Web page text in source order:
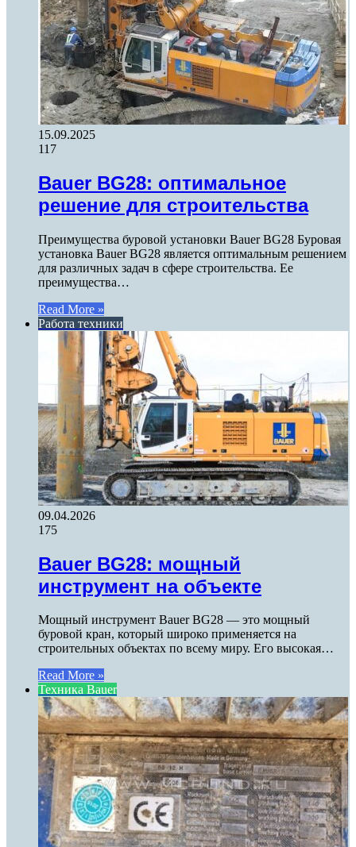
15.09.2025
117
Bauer BG28: оптимальное
решение для строительства
Преимущества буровой установки Bauer BG28 Буровая
установка Bauer BG28 является оптимальным решением
для различных задач в сфере строительства. Ее
преимущества…
Read More »
Работа техники
09.04.2026
175
Bauer BG28: мощный
инструмент на объекте
Мощный инструмент Bauer BG28 — это мощный
буровой кран, который широко применяется на
строительных объектах по всему миру. Его высокая…
Read More »
Техника Bauer